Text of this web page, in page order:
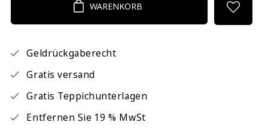
WARENKORB
Geldrückgaberecht
Gratis versand
Gratis Teppichunterlagen
Entfernen Sie 19 % MwSt